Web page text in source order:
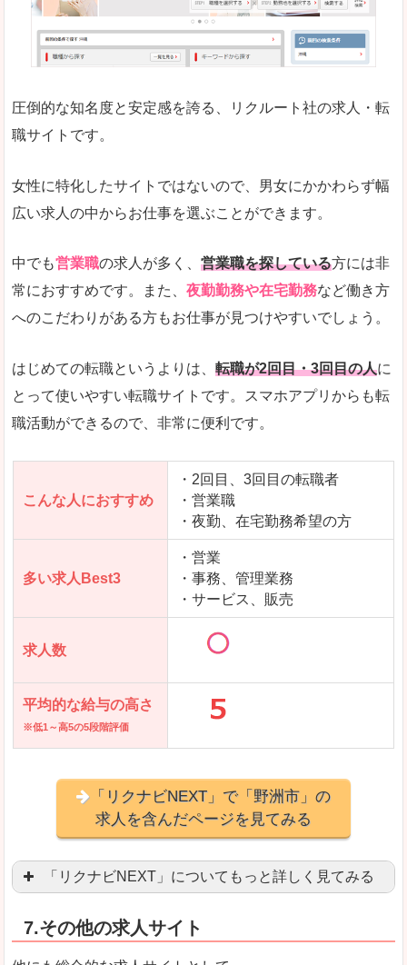
悪いところ
求人の掲載情報の文字が小さめで、少し見づらい
詳しい説明
女性でエンジニア職への転職をお考えの方は、こ
エンジニア職の求人においては、ほかにない専門
求人数が少ないので、逆に探しやすいといった一
求人を含んだページを見てみる
圧倒的な知名度と安定感を誇る、リクルート社の求人・転
職サイトです。
女性に特化したサイトではないので、男女にかかわらず幅
広い求人の中からお仕事を選ぶことができます。
中でも営業職の求人が多く、 営業職を探している方には非
常におすすめです。また、 夜勤勤務や在宅勤務など働き方
へのこだわりがある方もお仕事が見つけやすいでしょう。
はじめての転職というよりは、 転職が2回目・3回目の人に
とって使いやすい転職サイトです。スマホアプリからも転
職活動ができるので、非常に便利です。
こんな人におすすめ
・2回目、3回目の転職者
・営業職
・夜勤、在宅勤務希望の方
多い求人Best3
・営業
・事務、管理業務
・サービス、販売
求人数
平均的な給与の高さ
※低1～高5の5段階評価
「リクナビNEXT」で「野洲市」の
求人を含んだページを見てみる
「リクナビNEXT」についてもっと詳しく見てみる
7.その他の求人サイト